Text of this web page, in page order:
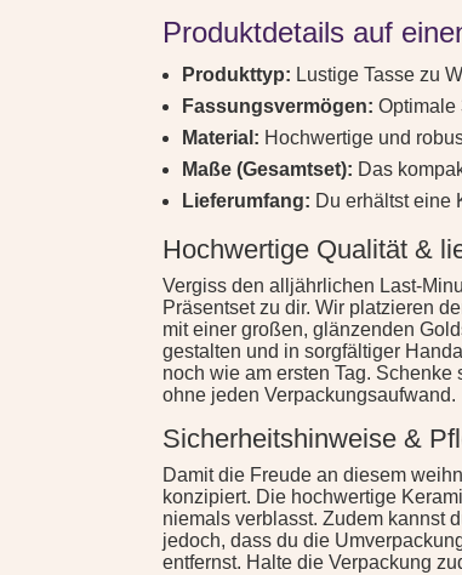
Produktdetails auf
Produkttyp: Lustige Tasse zu
Fassungsvermögen: Optimale
Material: Hochwertige und
Maße (Gesamtset): Das
Lieferumfang: Du erhältst eine
Hochwertige Qualität &
Vergiss den alljährlichen Last-
Präsentset zu dir. Wir platzieren
mit einer großen, glänzenden
gestalten und in sorgfältiger
noch wie am ersten Tag.
ohne jeden Verpackungsaufwand.
Sicherheitshinweise &
Damit die Freude an diesem
konzipiert. Die hochwertige
niemals verblasst. Zudem kannst
jedoch, dass du die
entfernst. Halte die Verpackung